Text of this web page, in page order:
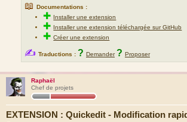
📖 Documentations :
✚ Installer une extension
✚ Installer une extension téléchargée sur GitHub
✚Créer une extension
✍ Traductions : ? Demander ? Proposer
Raphaël
Chef de projets
EXTENSION : Quickedit - Modification